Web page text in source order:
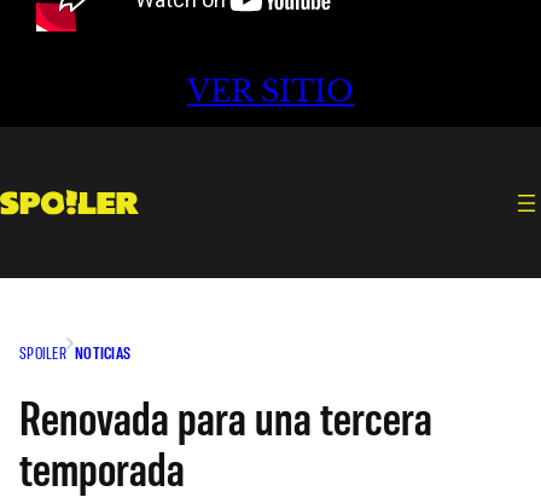
VER SITIO
SPOILER NOTICIAS
Renovada para una tercera
temporada